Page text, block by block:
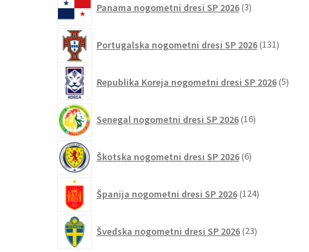
Panama nogometni dresi SP 2026 3izdelki
Portugalska nogometni dresi SP 2026 131
Republika Koreja nogometni dresi SP 2026 5
Senegal nogometni dresi SP 2026 16izdelkov
Škotska nogometni dresi SP 2026 6izdelkov
Španija nogometni dresi SP 2026 124izdelkov
Švedska nogometni dresi SP 2026 23izdelkov